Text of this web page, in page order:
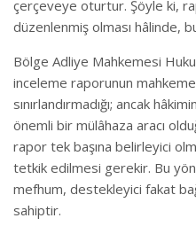
çerçeveye oturtur. Şöyle ki,
düzenlenmiş olması hâlinde,
Bölge Adliye Mahkemesi
inceleme raporunun
sınırlandırmadığı; ancak
önemli bir mülâhaza aracı
rapor tek başına belirleyici
tetkik edilmesi gerekir. Bu
mefhum, destekleyici fakat
sahiptir.